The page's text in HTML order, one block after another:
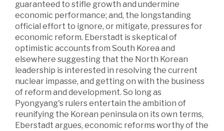
guaranteed to stifle growth and undermine
economic performance; and, the longstanding
official effort to ignore, or mitigate, pressures for
economic reform. Eberstadt is skeptical of
optimistic accounts from South Korea and
elsewhere suggesting that the North Korean
leadership is interested in resolving the current
nuclear impasse, and getting on with the business
of reform and development. So long as
Pyongyang's rulers entertain the ambition of
reunifying the Korean peninsula on its own terms,
Eberstadt argues, economic reforms worthy of the